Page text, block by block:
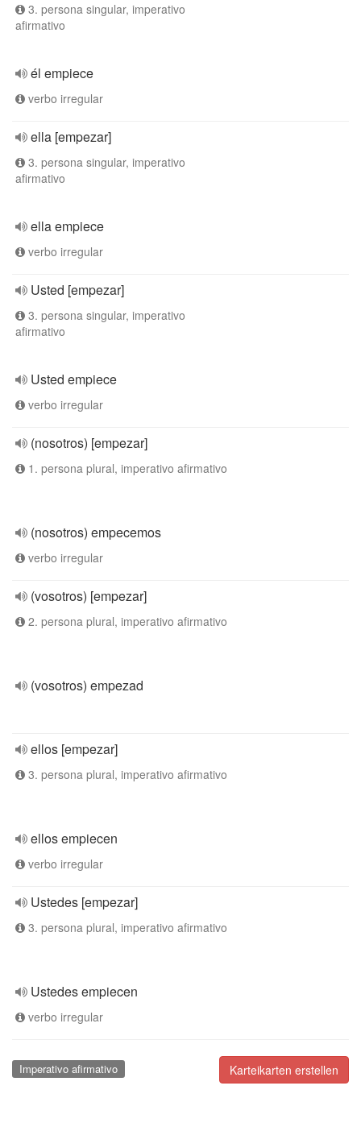
3. persona singular, imperativo
afirmativo
él empiece
verbo irregular
ella [empezar]
3. persona singular, imperativo
afirmativo
ella empiece
verbo irregular
Usted [empezar]
3. persona singular, imperativo
afirmativo
Usted empiece
verbo irregular
(nosotros) [empezar]
1. persona plural, imperativo afirmativo
(nosotros) empecemos
verbo irregular
(vosotros) [empezar]
2. persona plural, imperativo afirmativo
(vosotros) empezad
ellos [empezar]
3. persona plural, imperativo afirmativo
ellos empiecen
verbo irregular
Ustedes [empezar]
3. persona plural, imperativo afirmativo
Ustedes empiecen
verbo irregular
Karteikarten erstellen
Imperativo afirmativo